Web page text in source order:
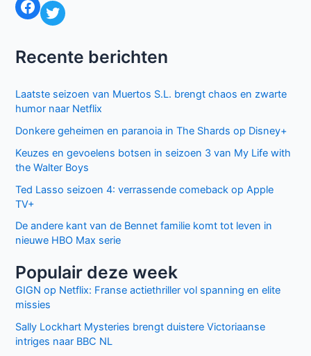
Facebook Twitter
Recente berichten
Laatste seizoen van Muertos S.L. brengt chaos en zwarte
humor naar Netflix
Donkere geheimen en paranoia in The Shards op Disney+
Keuzes en gevoelens botsen in seizoen 3 van My Life with
the Walter Boys
Ted Lasso seizoen 4: verrassende comeback op Apple
TV+
De andere kant van de Bennet familie komt tot leven in
nieuwe HBO Max serie
Populair deze week
GIGN op Netflix: Franse actiethriller vol spanning en elite
missies
Sally Lockhart Mysteries brengt duistere Victoriaanse
intriges naar BBC NL